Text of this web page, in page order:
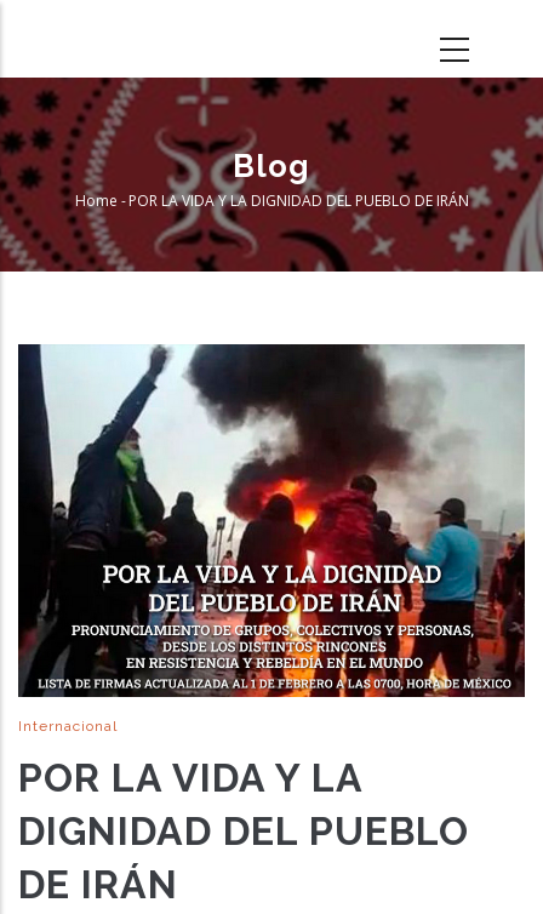
main
content
Blog
Breadcrumb
Home - POR LA VIDA Y LA DIGNIDAD DEL PUEBLO DE IRÁN
Internacional
POR LA VIDA Y LA
DIGNIDAD DEL PUEBLO
DE IRÁN